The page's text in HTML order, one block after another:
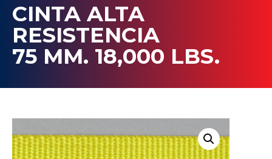
CINTA ALTA
RESISTENCIA
75 MM. 18,000 LBS.